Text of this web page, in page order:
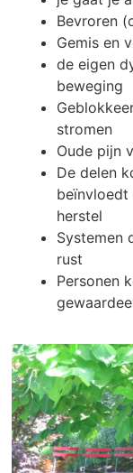
Bevroren
Gemis en
de eigen
beweging
stromen
Oude pijn
De delen
beïnvloedt
herstel
Systemen
rust
Personen